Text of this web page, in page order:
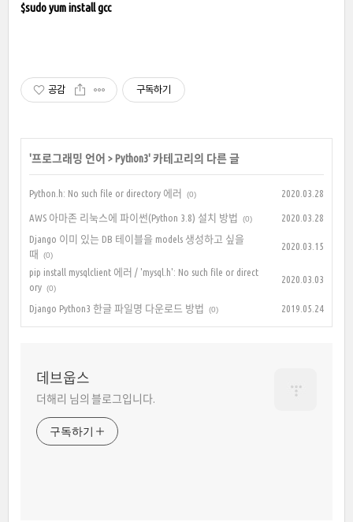
$sudo yum install gcc
공감 구독하기
'프로그래밍 언어 > Python3' 카테고리의 다른 글
Python.h: No such file or directory 에러 (0) 2020.03.28
AWS 아마존 리눅스에 파이썬(Python 3.8) 설치 방법 (0)
2020.03.28
Django 이미 있는 DB 테이블을 models 생성하고 싶을
때
(0)
2020.03.15
pip install mysqlclient 에러 / 'mysql.h': No such file or direct
ory (0)
2020.03.03
Django Python3 한글 파일명 다운로드 방법 (0) 2019.05.24
데브웁스
더해리 님의 블로그입니다.
구독하기